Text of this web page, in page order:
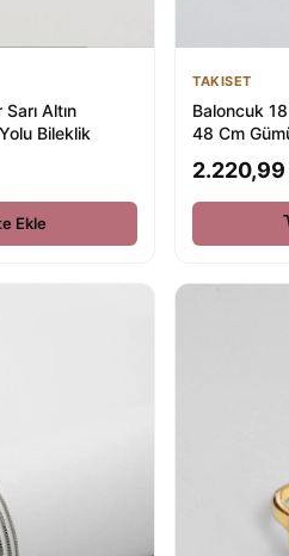
Altın
Bileklik
Ekle
TAKISET
Baloncuk
48 Cm
2.220,99